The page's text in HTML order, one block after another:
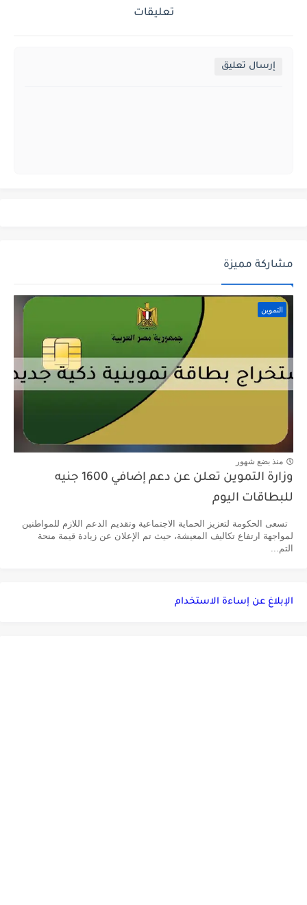
تعليقات
إرسال تعليق
مشاركة مميزة
التموين
منذ بضع شهور
وزارة التموين تعلن عن دعم إضافي 1600 جنيه
للبطاقات اليوم
تسعى الحكومة لتعزيز الحماية الاجتماعية وتقديم الدعم اللازم للمواطنين
لمواجهة ارتفاع تكاليف المعيشة، حيث تم الإعلان عن زيادة قيمة منحة
التم...
الإبلاغ عن إساءة الاستخدام